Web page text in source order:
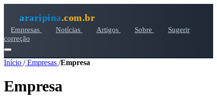
araripina.com.br
Empresas Notícias Artigos Sobre
Sugerir
correção
Início /Empresas /Empresa
Empresa